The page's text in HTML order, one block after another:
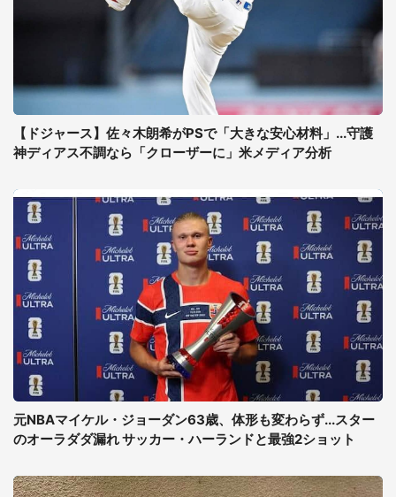
【ドジャース】佐々木朗希がPSで「大きな安心材料」...守護
神ディアス不調なら「クローザーに」米メディア分析
元NBAマイケル・ジョーダン63歳、体形も変わらず...スター
のオーラダダ漏れ サッカー・ハーランドと最強2ショット